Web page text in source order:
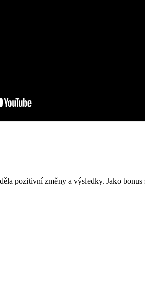
pozitivní změny a výsledky. Jako